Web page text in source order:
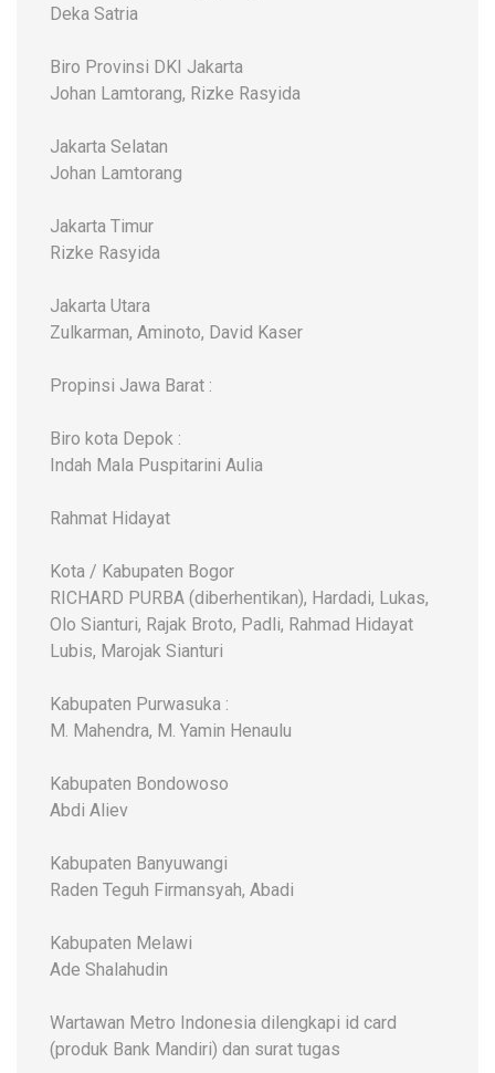
Deka Satria
Biro Provinsi DKI Jakarta
Johan Lamtorang, Rizke Rasyida
Jakarta Selatan
Johan Lamtorang
Jakarta Timur
Rizke Rasyida
Jakarta Utara
Zulkarman, Aminoto, David Kaser
Propinsi Jawa Barat :
Biro kota Depok :
Indah Mala Puspitarini Aulia
Rahmat Hidayat
Kota / Kabupaten Bogor
RICHARD PURBA (diberhentikan), Hardadi, Lukas,
Olo Sianturi, Rajak Broto, Padli, Rahmad Hidayat
Lubis, Marojak Sianturi
Kabupaten Purwasuka :
M. Mahendra, M. Yamin Henaulu
Kabupaten Bondowoso
Abdi Aliev
Kabupaten Banyuwangi
Raden Teguh Firmansyah, Abadi
Kabupaten Melawi
Ade Shalahudin
Wartawan Metro Indonesia dilengkapi id card
(produk Bank Mandiri) dan surat tugas